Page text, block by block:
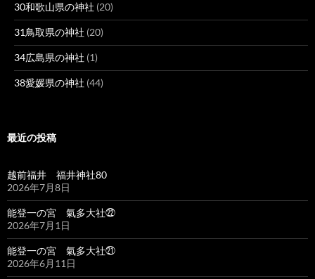
30和歌山県の神社 (20)
31鳥取県の神社 (20)
34広島県の神社 (1)
38愛媛県の神社 (44)
最近の投稿
越前福井 福井神社80
2026年7月8日
能登一の宮 氣多大社㉒
2026年7月1日
能登一の宮 氣多大社㉑
2026年6月11日